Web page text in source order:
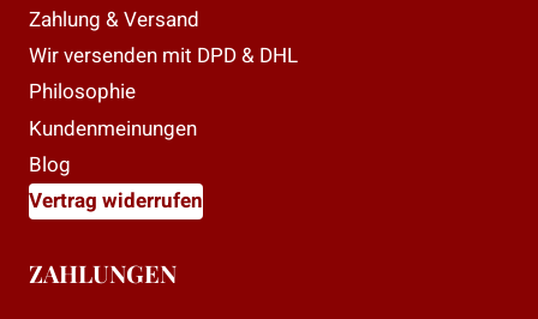
Zahlung & Versand
Wir versenden mit DPD & DHL
Philosophie
Kundenmeinungen
Blog
Vertrag widerrufen
ZAHLUNGEN